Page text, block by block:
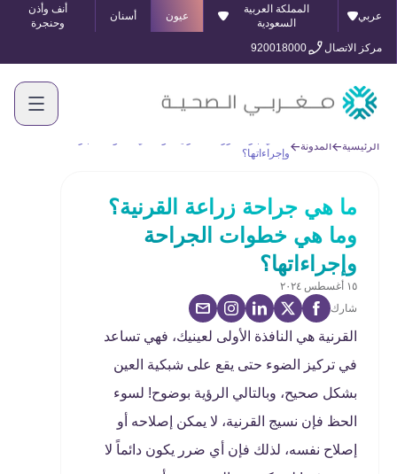
عربي
المملكة العربية
السعودية
عيون أسنان
أنف وأذن
وحنجرة
مركز الاتصال
920018000
الرئيسية المدونة
وإجراءاتها؟
ما هي جراحة زراعة القرنية؟
وما هي خطوات الجراحة
وإجراءاتها؟
١٥ أغسطس ٢٠٢٤
شارك
القرنية هي النافذة الأولى لعينيك، فهي تساعد
في تركيز الضوء حتى يقع على شبكية العين
بشكل صحيح، وبالتالي الرؤية بوضوح! لسوء
الحظ فإن نسيج القرنية، لا يمكن إصلاحه أو
إصلاح نفسه، لذلك فإن أي ضرر يكون دائماً لا